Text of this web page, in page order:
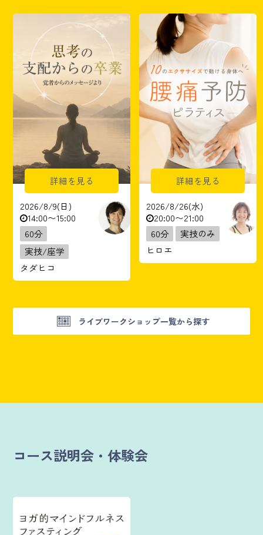
詳細を見る
2026/8/9(日)
14:00〜15:00
60分
実技/座学
タダヒコ
詳細を見る
2026/8/26(水)
20:00〜21:00
60分
実技のみ
ヒロエ
ライブワークショップ一覧から探す
コース説明会・体験会